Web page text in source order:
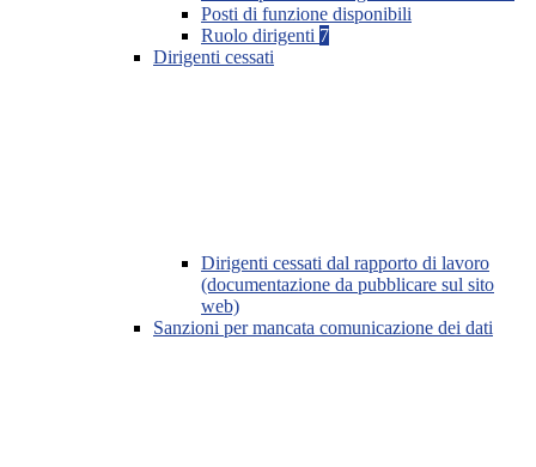
Posti di funzione disponibili
Ruolo dirigenti 7
Dirigenti cessati
Dirigenti cessati dal rapporto di lavoro
(documentazione da pubblicare sul sito
web)
Sanzioni per mancata comunicazione dei dati